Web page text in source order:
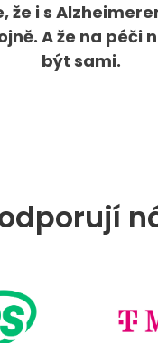
že i s
A že na péči
být sami.